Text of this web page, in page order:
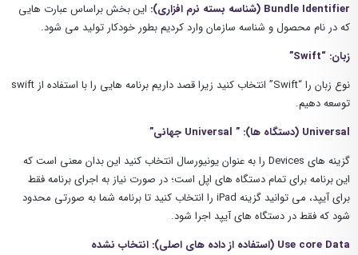
Bundle Identifier (شناسه بسته نرم افزاری):
این بخش براساس عبارت هایی
که در نام محصول و شناسه سازمان وارد کردیم بطور خودکار تولید می شود.
زبان: “Swift”
نوع زبان را “Swift” انتخاب کنید زیرا قصد داریم برنامه هایی را با استفاده از swift
توسعه دهیم.
Universal (دستگاه ها): ” Universal جهانی”
گزینه های Devices را به عنوان یونیورسال انتخاب کنید این بدان معنی است که
این برنامه برای تمام دستگاه های اپل است؛ در صورت نیاز به اجرای برنامه فقط
برای آیپد، می توانید گزینه iPad را انتخاب کنید تا برنامه شما به صورتی محدود
شود که فقط در دستگاه های آیپد اجرا شود.
Use core Data (استفاده از داده های اصلی): انتخاب نشده